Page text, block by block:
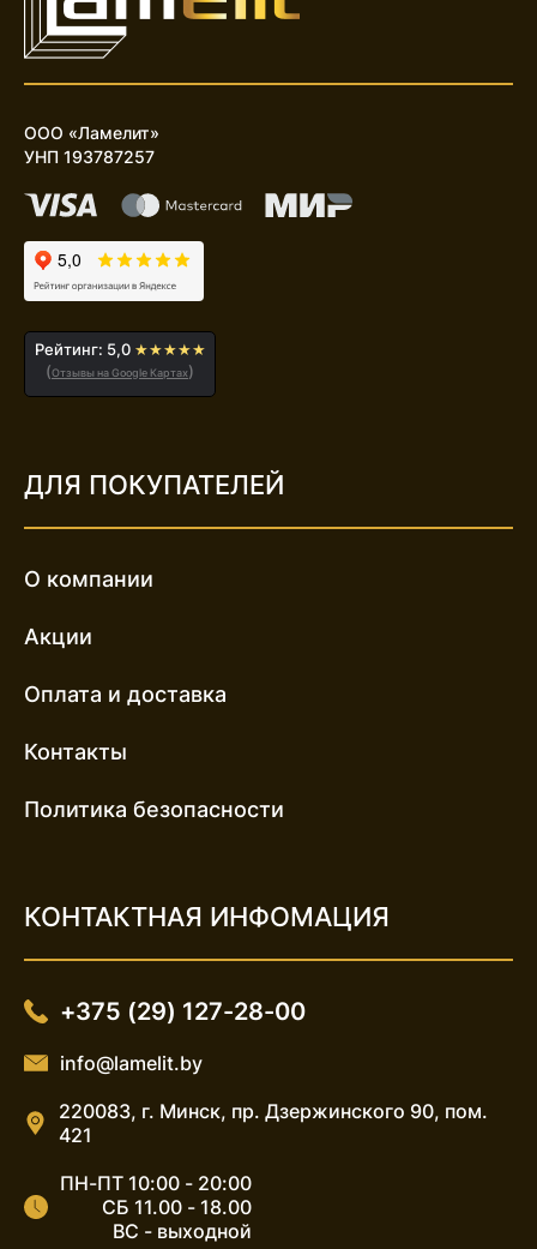
ООО «Ламелит»
УНП 193787257
Рейтинг: 5,0 ★★★★★
(Отзывы на Google Картах)
ДЛЯ ПОКУПАТЕЛЕЙ
О компании
Акции
Оплата и доставка
Контакты
Политика безопасности
КОНТАКТНАЯ ИНФОМАЦИЯ
+375 (29) 127-28-00
info@lamelit.by
220083, г. Минск, пр. Дзержинского 90, пом.
421
ПН-ПТ 10:00 - 20:00
СБ 11.00 - 18.00
ВС - выходной